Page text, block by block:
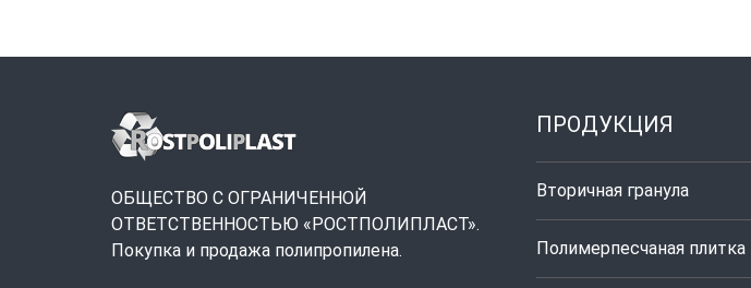
ОБЩЕСТВО С ОГРАНИЧЕННОЙ
ОТВЕТСТВЕННОСТЬЮ «РОСТПОЛИПЛАСТ».
Покупка и продажа полипропилена.
ПРОДУКЦИЯ
Вторичная гранула
Полимерпесчаная плитка